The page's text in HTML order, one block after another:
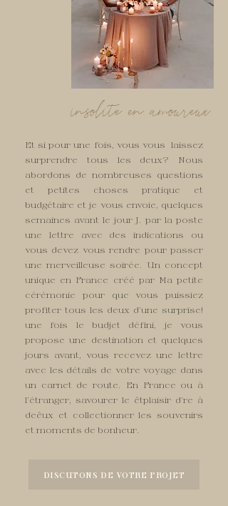
insolite en amoureux
Et si pour une fois, vous vous laissez
surprendre tous les deux? Nous
abordons de nombreuses questions
et petites choses pratique et
budgétaire et je vous envoie, quelques
semaines avant le jour J. par la poste
une lettre avec des indications ou
vous devez vous rendre pour passer
une merveilleuse soirée. Un concept
unique en France créé par Ma petite
cérémonie pour que vous puissiez
profiter tous les deux d'une surprise!
une fois le budjet défini, je vous
propose une destination et quelques
jours avant, vous recevez une lettre
avec les détails de votre voyage dans
un carnet de route. En France ou à
l'étranger, savourer le êtplaisir d're à
deêux et collectionner les souvenirs
et moments de bonheur.
DISCUTONS DE VOTRE PROJET